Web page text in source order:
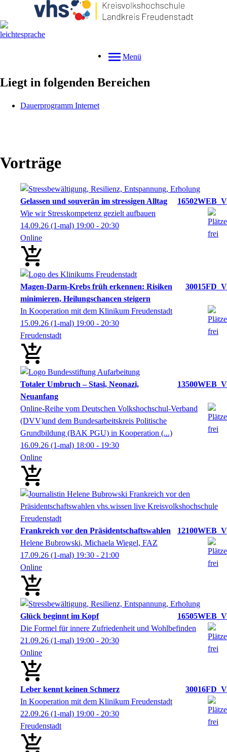
Menü
Liegt in folgenden Bereichen
Dauerprogramm Internet
Vorträge
Gelassen und souverän im stressigen Alltag
16502WEB_V
Wie wir Stresskompetenz gezielt aufbauen
14.09.26 (1-mal) 19:00 - 20:30
Online
Magen-Darm-Krebs früh erkennen: Risiken
minimieren, Heilungschancen steigern
30015FD_V
In Kooperation mit dem Klinikum Freudenstadt
15.09.26 (1-mal) 19:00 - 20:30
Freudenstadt
Totaler Umbruch – Stasi, Neonazi,
Neuanfang
13500WEB_V
Online-Reihe vom Deutschen Volkshochschul-Verband
(DVV)und dem Bundesarbeitskreis Politische
Grundbildung (BAK PGU) in Kooperation (...)
16.09.26 (1-mal) 18:00 - 19:30
Online
Frankreich vor den Präsidentschaftswahlen
12100WEB_V
Helene Bubrowski, Michaela Wiegel, FAZ
17.09.26 (1-mal) 19:30 - 21:00
Online
Glück beginnt im Kopf
16505WEB_V
Die Formel für innere Zufriedenheit und Wohlbefinden
21.09.26 (1-mal) 19:00 - 20:30
Online
Leber kennt keinen Schmerz
30016FD_V
In Kooperation mit dem Klinikum Freudenstadt
22.09.26 (1-mal) 19:00 - 20:30
Freudenstadt